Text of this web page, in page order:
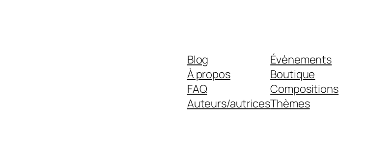
Blog
À propos
FAQ
Auteurs/autrices
Évènements
Boutique
Compositions
Thèmes